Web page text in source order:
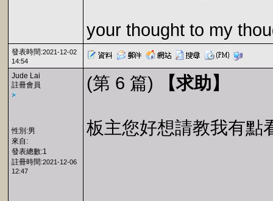
your thought to my
發表時間:2021-12-02
14:54
Jude Lai
註冊會員
性別:男
來自:
發表總數:1
註冊時間:2021-12-06
12:47
(第 6 篇) 【求助】
板主您好想請教我有點